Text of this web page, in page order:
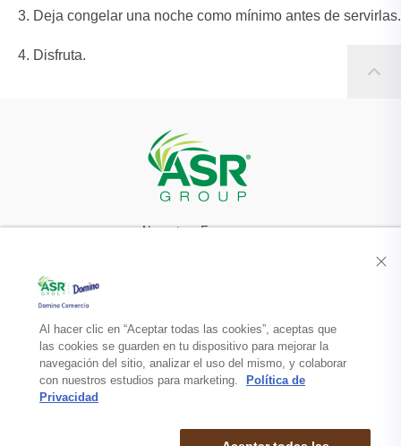
Deja congelar una noche como mínimo antes de servirlas.
Disfruta.
Nuestra Empresa
Productos
Contacto
Al hacer clic en “Aceptar todas las cookies”, aceptas que
las cookies se guarden en tu dispositivo para mejorar la
navegación del sitio, analizar el uso del mismo, y colaborar
con nuestros estudios para marketing.
Política de
Privacidad